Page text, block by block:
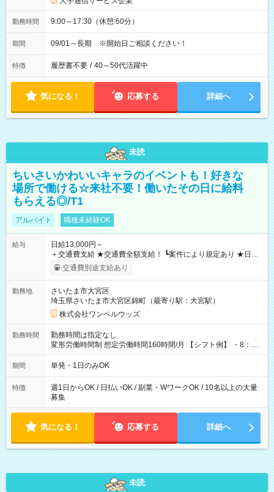
勤務時間 9:00～17:30（休憩:60分）
期間 09/01～長期 ※開始日ご相談ください！
特徴 履歴書不要 / 40～50代活躍中
気になる！ 応募する 詳細へ
未読
ちいさいかわいいキャラのイベントも！好きな
場所で働ける☆来社不要！働いたその日に給料
もらえる◎/T1
アルバイト 職種未経験OK
給与
日給13,000円～
＋交通費支給 ★交通費全額支給！ ┗案件により規定あり ★日払
いOK！（規定あり） ┗働いたその日に現金GET♪ お仕事後はコ
ンビニATMから 日払い分を引き落とせます！ 【試用期間】試
交通費別途支給あり
勤務地
さいたま市大宮区
埼玉県さいたま市大宮区錦町（最寄り駅：大宮駅）
株式会社ワンベルウッズ
勤務時間
勤務時間は指定なし
変形労働時間制 想定労働時間160時間/月 【シフト例】 ・8：00
～21：00
期間 単発・1日のみOK
特徴
週1日からOK / 日払いOK / 副業・WワークOK / 10名以上の大量
募集
気になる！ 応募する 詳細へ
未読